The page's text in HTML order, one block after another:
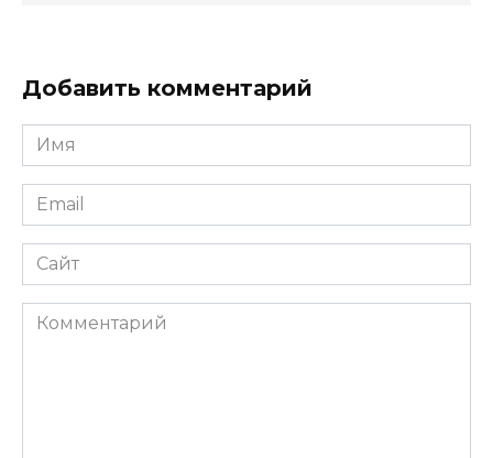
Добавить комментарий
Имя
Email
Сайт
Комментарий